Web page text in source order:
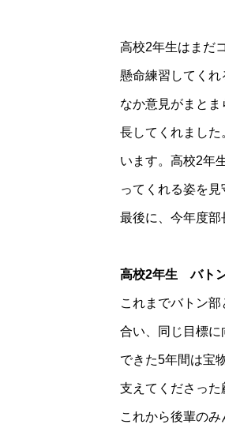
高校2年生はまだ
懸命練習してく
なか意見がまと
長してくれまし
います。高校2年
ってくれる姿を見
最後に、今年度部
高校2年生 バト
これまでバトン
合い、同じ目標
できた5年間は宝
支えてくださった
これから後輩の